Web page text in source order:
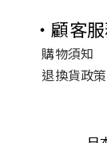
・顧客
購物須知
退換貨政策